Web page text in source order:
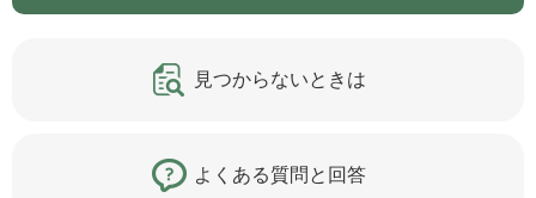
見つからないときは
よくある質問と回答